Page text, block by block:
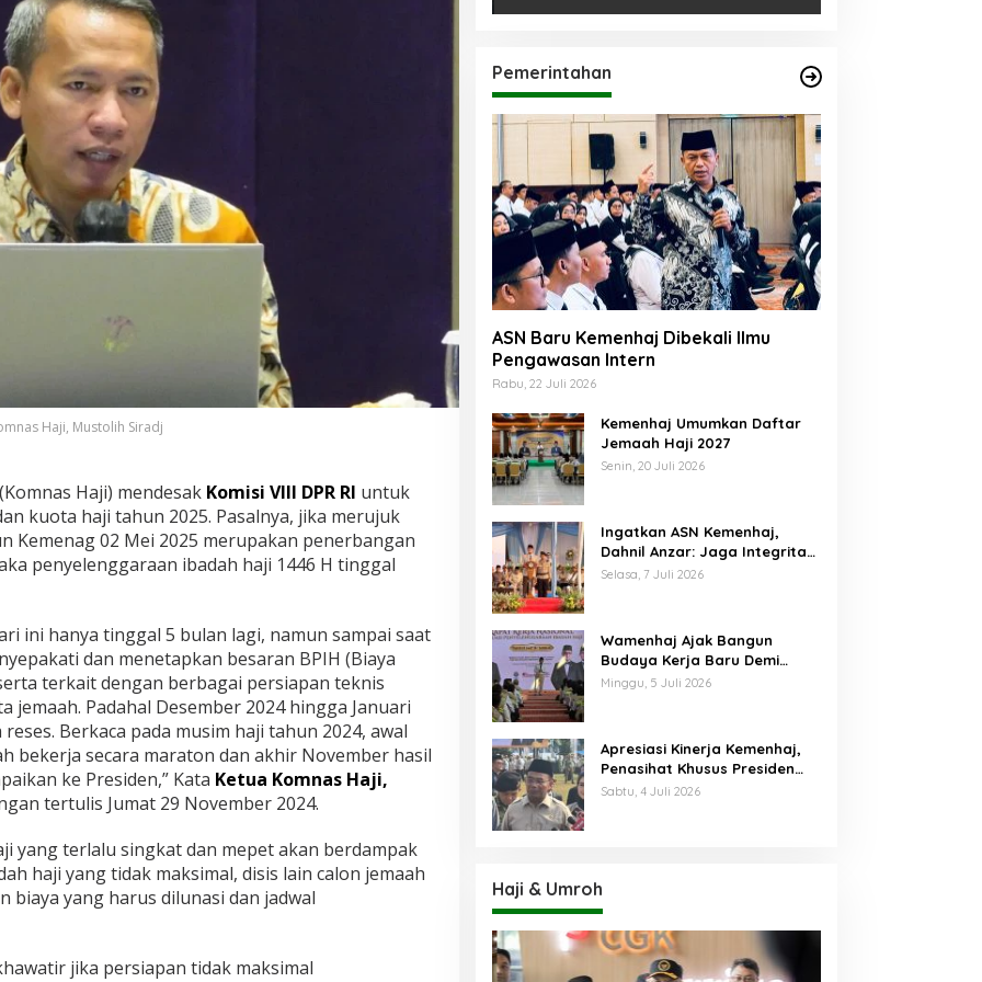
Haji, Mustolih Siradj
Haji) mendesak Komisi VIII DPR RI untuk
kuota haji tahun 2025. Pasalnya, jika merujuk
Kemenag 02 Mei 2025 merupakan penerbangan
penyelenggaraan ibadah haji 1446 H tinggal
ini hanya tinggal 5 bulan lagi, namun sampai saat
dan menetapkan besaran BPIH (Biaya
terkait dengan berbagai persiapan teknis
jemaah. Padahal Desember 2024 hingga Januari
Berkaca pada musim haji tahun 2024, awal
bekerja secara maraton dan akhir November hasil
ke Presiden,” Kata Ketua Komnas Haji,
tertulis Jumat 29 November 2024.
yang terlalu singkat dan mepet akan berdampak
haji yang tidak maksimal, disis lain calon jemaah
biaya yang harus dilunasi dan jadwal
jika persiapan tidak maksimal
Pemerintahan
ASN Baru Kemenhaj Dibekali Ilmu
Pengawasan Intern
Rabu, 22 Juli 2026
Kemenhaj Umumkan Daftar
Jemaah Haji 2027
Senin, 20 Juli 2026
Ingatkan ASN Kemenhaj,
Dahnil Anzar: Jaga Integritas,
Hentikan Praktik Menjadikan
Selasa, 7 Juli 2026
Wamenhaj Ajak Bangun
Budaya Kerja Baru Demi
Pelayanan Terbaik bagi
Minggu, 5 Juli 2026
Apresiasi Kinerja Kemenhaj,
Penasihat Khusus Presiden
Nilai Transisi
Sabtu, 4 Juli 2026
Haji & Umroh